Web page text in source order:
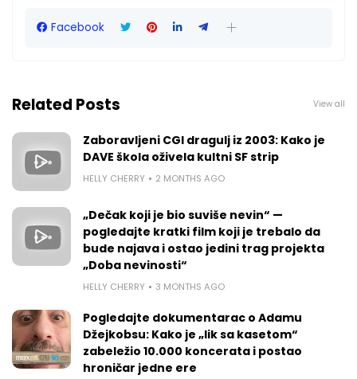
Facebook
Related Posts View all
Zaboravljeni CGI dragulj iz 2003: Kako je
DAVE škola oživela kultni SF strip
HELLY CHERRY 2 MONTHS AGO
„Dečak koji je bio suviše nevin“ —
pogledajte kratki film koji je trebalo da
bude najava i ostao jedini trag projekta
„Doba nevinosti“
HELLY CHERRY 3 MONTHS AGO
Pogledajte dokumentarac o Adamu
Džejkobsu: Kako je „lik sa kasetom“
zabeležio 10.000 koncerata i postao
hroničar jedne ere